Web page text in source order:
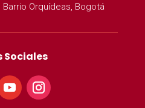
Barrio Orquídeas, Bogotá
Sociales